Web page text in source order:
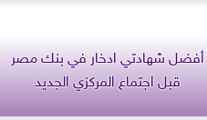
أفضل شهادتي ادخار في بنك مصر
قبل اجتماع المركزي الجديد